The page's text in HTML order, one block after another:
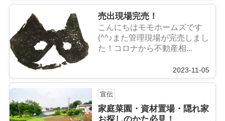
売出現場完売！
こんにちはモモホームズです
(^^♪また管理現場が完売しまし
た！コロナから不動産相...
2023-11-05
宣伝
家庭菜園・資材置場・隠れ家